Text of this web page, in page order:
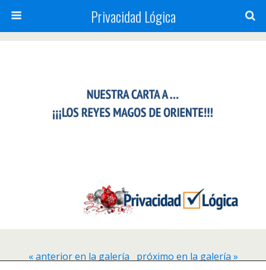
Privacidad Lógica
« anterior en la galería próximo en la galería »